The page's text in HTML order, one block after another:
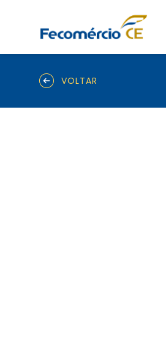
VOLTAR